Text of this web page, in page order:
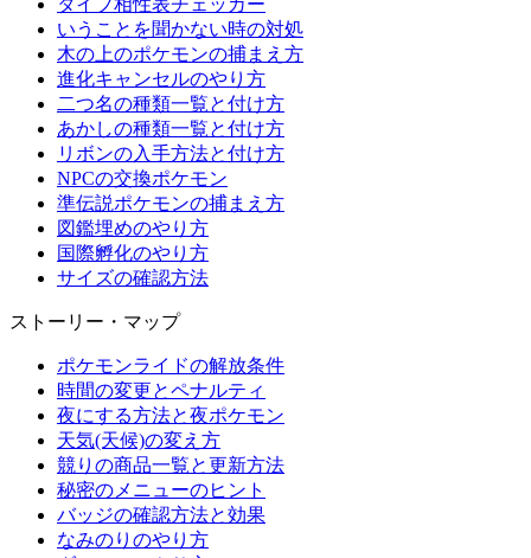
タイプ相性表チェッカー
いうことを聞かない時の対処
木の上のポケモンの捕まえ方
進化キャンセルのやり方
二つ名の種類一覧と付け方
あかしの種類一覧と付け方
リボンの入手方法と付け方
NPCの交換ポケモン
準伝説ポケモンの捕まえ方
図鑑埋めのやり方
国際孵化のやり方
サイズの確認方法
ストーリー・マップ
ポケモンライドの解放条件
時間の変更とペナルティ
夜にする方法と夜ポケモン
天気(天候)の変え方
競りの商品一覧と更新方法
秘密のメニューのヒント
バッジの確認方法と効果
なみのりのやり方